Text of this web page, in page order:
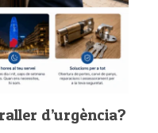
d’urgència?